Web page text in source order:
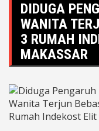
DIDUGA
WANITA
3 RUMAH
MAKASSAR